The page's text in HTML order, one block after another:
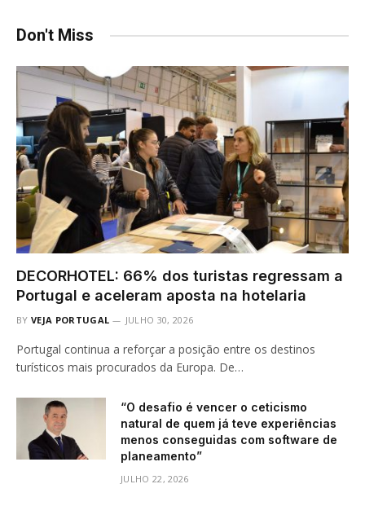
Don't Miss
DECORHOTEL: 66% dos turistas regressam a
Portugal e aceleram aposta na hotelaria
BY VEJA PORTUGAL JULHO 30, 2026
Portugal continua a reforçar a posição entre os destinos
turísticos mais procurados da Europa. De…
“O desafio é vencer o ceticismo
natural de quem já teve experiências
menos conseguidas com software de
planeamento”
JULHO 22, 2026